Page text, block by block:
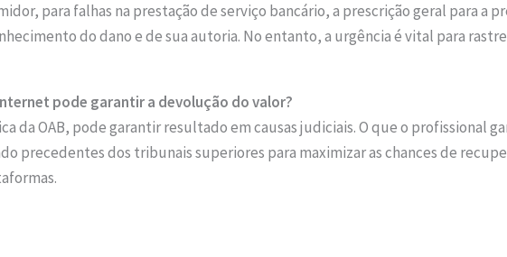
para falhas na prestação de serviço bancário, a prescrição geral para a
do dano e de sua autoria. No entanto, a urgência é vital para
pode garantir a devolução do valor?
da OAB, pode garantir resultado em causas judiciais. O que o profissional
precedentes dos tribunais superiores para maximizar as chances de